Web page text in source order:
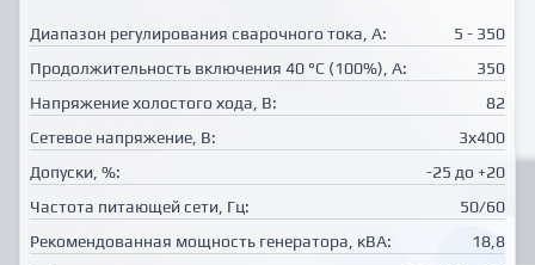
Диапазон регулирования сварочного тока, А:
5 - 350
Продолжительность включения 40 °C (100%), А:
350
Напряжение холостого хода, В:
82
Сетевое напряжение, В:
3х400
Допуски, %:
-25 до +20
Частота питающей сети, Гц:
50/60
Рекомендованная мощность генератора, кВА:
18,8